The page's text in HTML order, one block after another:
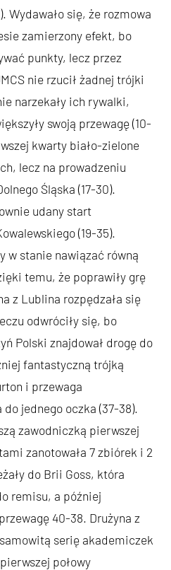
Wydawało się, że rozmowa
zamierzony efekt, bo
punkty, lecz przez
nie rzucił żadnej trójki
narzekały ich rywalki,
swoją przewagę (10-
kwarty biało-zielone
lecz na prowadzeniu
Śląska (17-30).
udany start
(19-35).
w stanie nawiązać równą
temu, że poprawiły grę
z Lublina rozpędzała się
odwróciły się, bo
Polski znajdował drogę do
fantastyczną trójką
i przewaga
jednego oczka (37-38).
zawodniczką pierwszej
zanotowała 7 zbiórek i 2
do Brii Goss, która
remisu, a później
40-38. Drużyna z
serię akademiczek
połowy